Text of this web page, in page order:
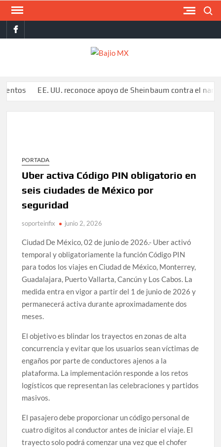
Saltar
contenidofacebook
EE. UU. reconoce apoyo de Sheinbaum contra el narco pero
PORTADA
Uber activa Código PIN obligatorio en
seis ciudades de México por
seguridad
soporteinfix junio 2, 2026
Ciudad De México, 02 de junio de 2026.- Uber activó
temporal y obligatoriamente la función Código PIN
para todos los viajes en Ciudad de México, Monterrey,
Guadalajara, Puerto Vallarta, Cancún y Los Cabos. La
medida entra en vigor a partir del 1 de junio de 2026 y
permanecerá activa durante aproximadamente dos
meses.
El objetivo es blindar los trayectos en zonas de alta
concurrencia y evitar que los usuarios sean víctimas de
engaños por parte de conductores ajenos a la
plataforma. La implementación responde a los retos
logísticos que representan las celebraciones y partidos
masivos.
El pasajero debe proporcionar un código personal de
cuatro dígitos al conductor antes de iniciar el viaje. El
trayecto solo podrá comenzar una vez que el chofer